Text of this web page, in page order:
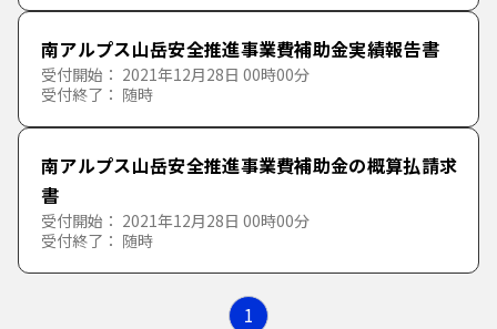
か き
さ行
さ し す せ そ
た行
た ち つ
な行
ぬ
南アルプス山岳安全推進事業費補助金実績報告書
受付開始： 2021年12月28日 00時00分
受付終了： 随時
南アルプス山岳安全推進事業費補助金の概算払請求
書
受付開始： 2021年12月28日 00時00分
受付終了： 随時
1